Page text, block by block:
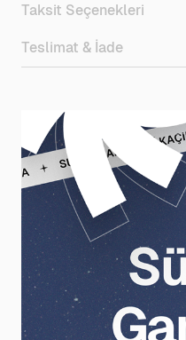
Taksit Seçenekleri
Teslimat & İade